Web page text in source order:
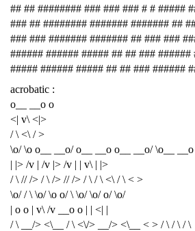
## ## ######## ### ### ### # # #####
### ## ######## ####### ####### ##
### ### ####### ####### ## ### ###
###### ###### ##### ## ## ### ######
##### ###### ##### ## ## ### ######
acrobatic :
o__ __o o
<| v\ <|>
/ \ <\ / >
\o/ \o o__ __o/ o__ __o o__ __o/ \o__
| |> /v | /v |> /v | | v\ | |>
/ \ // /> / \ /> // /> / \ / \ <\ / \ < >
\o/ / \ \o/ \o o/ \ \o/ \o/ o/ \o/
| o o | v\ /v __o o | | <| |
/ \ __/> <\__ / \ <\/> __/> <\__ < > / \ / \ / \